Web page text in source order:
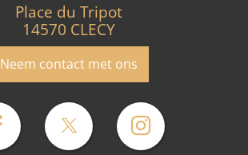
Place du Tripot
14570 CLECY
Neem contact met ons